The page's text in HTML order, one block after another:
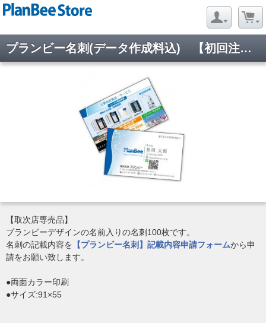
プランビー名刺(データ作成料込) 【初回注文の方】
【取次店専売品】
プランビーデザインの名前入りの名刺100枚です。
名刺の記載内容を 【プランビー名刺】記載内容申請フォームから申
請をお願い致します。
●両面カラー印刷
●サイズ:91×55